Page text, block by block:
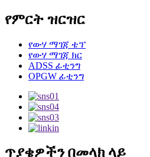
የምርት ዝርዝር
የውሃ ማገጃ ቴፕ
የውሃ ማገጃ ክር
ADSS ፊቲንግ
OPGW ፊቲንግ
ጥያቄዎችን በመላክ ላይ